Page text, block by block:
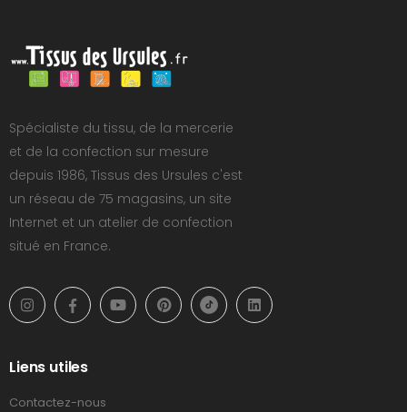
Spécialiste du tissu, de la mercerie
et de la confection sur mesure
depuis 1986, Tissus des Ursules c'est
un réseau de 75 magasins, un site
Internet et un atelier de confection
situé en France.
Liens utiles
Contactez-nous